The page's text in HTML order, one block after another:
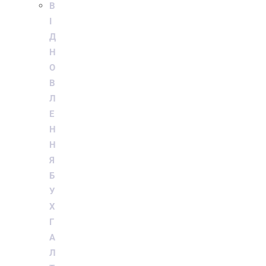
В
Д
Н
О
В
Л
Е
Н
Н
Я
Б
У
Х
Г
А
Л